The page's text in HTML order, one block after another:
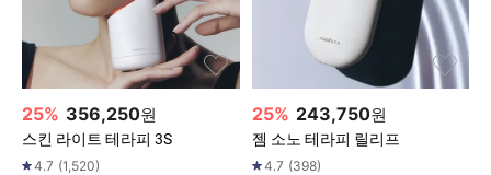
25% 356,250원
스킨 라이트 테라피 3S
4.7 (1,520)
25% 243,750원
젬 소노 테라피 릴리프
4.7 (398)